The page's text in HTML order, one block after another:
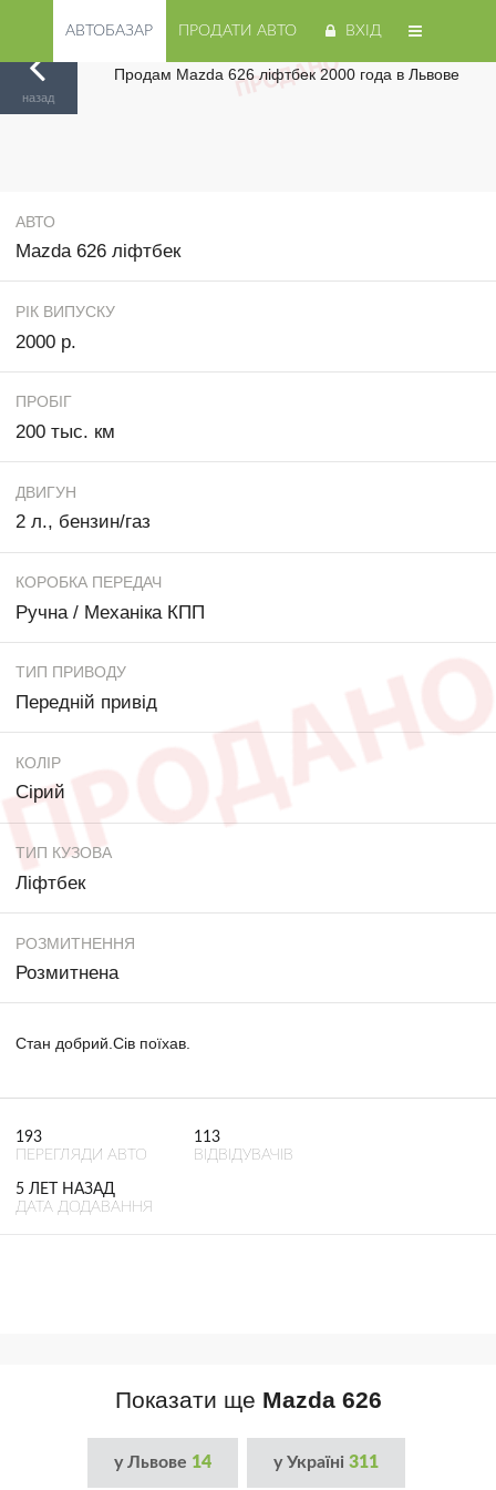
АВТОБАЗАР ПРОДАТИ АВТО ВХІД
Авторинок на Cars.ua Mazda
назад
Продам Mazda 626 ліфтбек 2000 года в Львове
АВТО
Mazda 626 ліфтбек
РІК ВИПУСКУ
2000 р.
ПРОБІГ
200 тыс. км
ДВИГУН
2 л., бензин/газ
КОРОБКА ПЕРЕДАЧ
Ручна / Механіка КПП
ТИП ПРИВОДУ
Передній привід
КОЛІР
Сірий
ТИП КУЗОВА
Ліфтбек
РОЗМИТНЕННЯ
Розмитнена
Стан добрий.Сів поїхав.
193
ПЕРЕГЛЯДИ АВТО
113
ВІДВІДУВАЧІВ
5 ЛЕТ НАЗАД
ДАТА ДОДАВАННЯ
Показати ще Mazda 626
у Львове 14 у Україні 311